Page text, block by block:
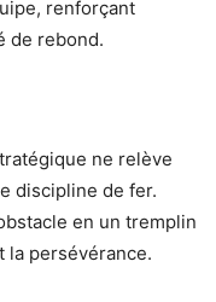
renforçant
de rebond.
ne relève
discipline de fer.
en un tremplin
la persévérance.